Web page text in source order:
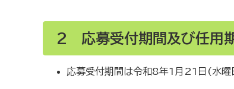
2 応募受付期間及び任用
応募受付期間は令和8年1月21日(水